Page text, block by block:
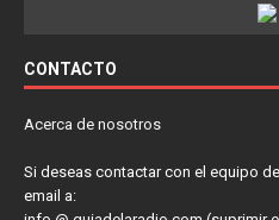
CONTACTO
Acerca de nosotros
Si deseas contactar con el equipo
email a: